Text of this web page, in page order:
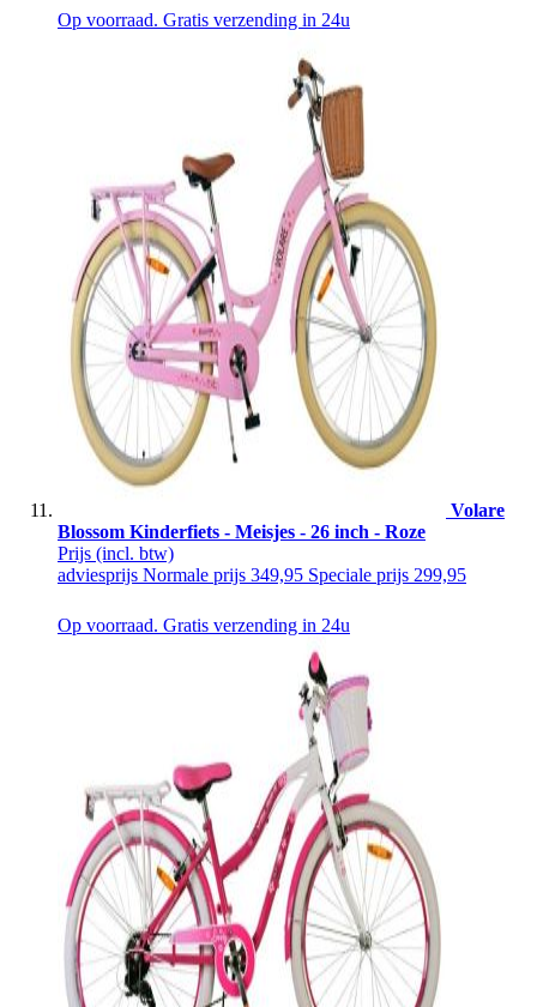
Op voorraad. Gratis verzending in 24u
Volare
Blossom Kinderfiets - Meisjes - 26 inch - Roze
Prijs (incl. btw)
adviesprijs Normale prijs 349,95 Speciale prijs 299,95
Op voorraad. Gratis verzending in 24u